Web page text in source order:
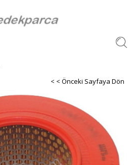
< < Önceki Sayfaya Dön